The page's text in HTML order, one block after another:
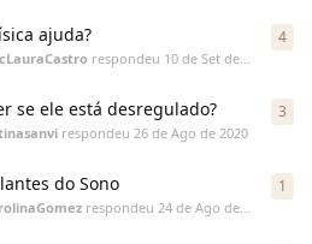
ajuda?
respondeu 10 de Set de 2020
4
se ele está desregulado?
respondeu26 de Ago de 2020
3
do Sono
respondeu24 de Ago de 2020
1